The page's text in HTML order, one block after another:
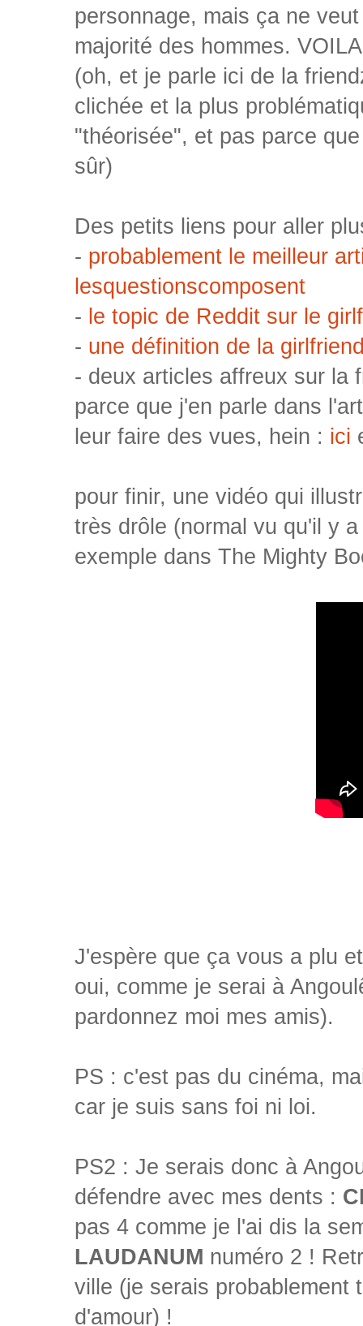
personnage, mais ça ne
majorité des hommes.
(oh, et je parle ici de la
clichée et la plus
"théorisée", et pas parce
sûr)
Des petits liens pour aller
- probablement le meilleur
lesquestionscomposent
- le topic de Reddit sur le
- une définition de la
- deux articles affreux sur la
parce que j'en parle dans
leur faire des vues, hein : ici
pour finir, une vidéo qui
très drôle (normal vu qu'il y
exemple dans The Mighty
J'espère que ça vous a plu
oui, comme je serai à
pardonnez moi mes amis).
PS : c'est pas du cinéma,
car je suis sans foi ni loi.
PS2 : Je serais donc à
défendre avec mes dents :
pas 4 comme je l'ai dis la
LAUDANUM numéro 2 !
ville (je serais probablement
d'amour) !